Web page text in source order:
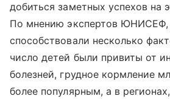
добиться заметных успехов на
По мнению экспертов ЮНИСЕФ,
способствовали несколько
число детей были привиты от
болезней, грудное кормление
более популярным, а в